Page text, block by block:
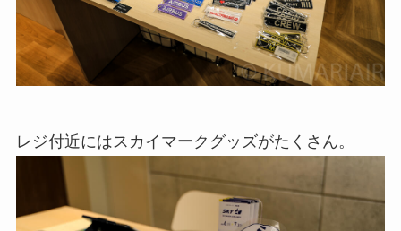
レジ付近にはスカイマークグッズがたくさん。